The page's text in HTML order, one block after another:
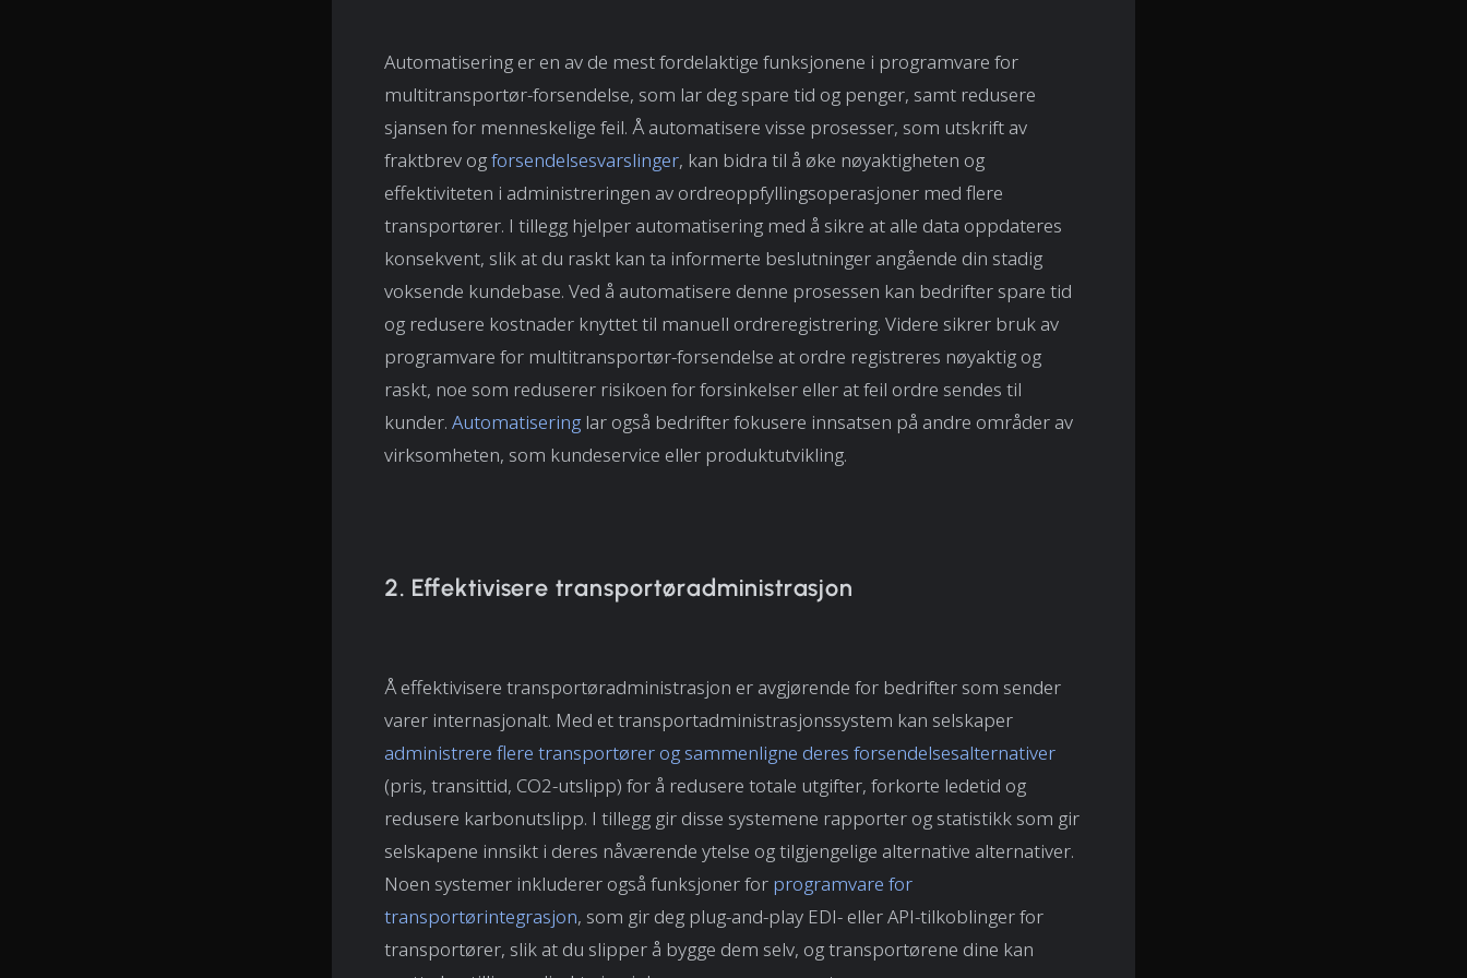
Automatisering er en av de mest fordelaktige funksjonene i programvare for
multitransportør-forsendelse, som lar deg spare tid og penger, samt redusere
sjansen for menneskelige feil. Å automatisere visse prosesser, som utskrift av
fraktbrev ogforsendelsesvarslinger, kan bidra til å øke nøyaktigheten og
effektiviteten i administreringen av ordreoppfyllingsoperasjoner med flere
transportører. I tillegg hjelper automatisering med å sikre at alle data oppdateres
konsekvent, slik at du raskt kan ta informerte beslutninger angående din stadig
voksende kundebase. Ved å automatisere denne prosessen kan bedrifter spare tid
og redusere kostnader knyttet til manuell ordreregistrering. Videre sikrer bruk av
programvare for multitransportør-forsendelse at ordre registreres nøyaktig og
raskt, noe som reduserer risikoen for forsinkelser eller at feil ordre sendes til
kunder. Automatisering lar også bedrifter fokusere innsatsen på andre områder av
virksomheten, som kundeservice eller produktutvikling.
2. Effektivisere transportøradministrasjon
Å effektivisere transportøradministrasjon er avgjørende for bedrifter som sender
varer internasjonalt. Med et transportadministrasjonssystem kan selskaper
administrere flere transportører og sammenligne deres forsendelsesalternativer
(pris, transittid, CO2-utslipp) for å redusere totale utgifter, forkorte ledetid og
redusere karbonutslipp. I tillegg gir disse systemene rapporter og statistikk som gir
selskapene innsikt i deres nåværende ytelse og tilgjengelige alternative alternativer.
Noen systemer inkluderer også funksjoner for programvare for
transportørintegrasjon, som gir deg plug-and-play EDI- eller API-tilkoblinger for
transportører, slik at du slipper å bygge dem selv, og transportørene dine kan